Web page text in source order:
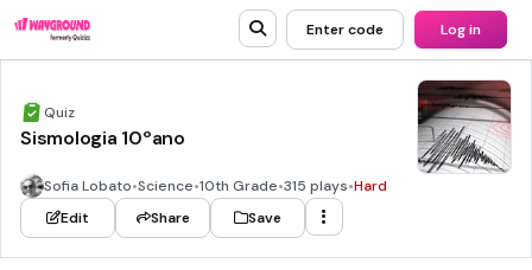
Enter code Log in
Quiz
Sismologia 10ºano
Sofia Lobato•Science•10th Grade•315 plays•Hard
Edit
Share Save